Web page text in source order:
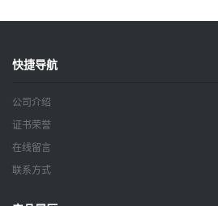
快捷导航
公司介绍
证书荣誉
在线留言
联系方式